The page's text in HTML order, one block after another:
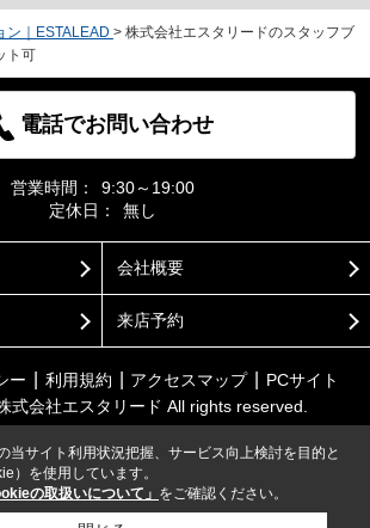
ン｜ESTALEAD > 株式会社エスタリードのスタッフブ
ト可
電話でお問い合わせ
営業時間：
9:30～19:00
定休日：
無し
会社概要
来店予約
ー 利用規約 アクセスマップ
PCサイト
式会社エスタリード All rights reserved.
当サイト利用状況把握、サービス向上検討を目的と
）を使用しています。
の取扱いについて」 をご確認ください。